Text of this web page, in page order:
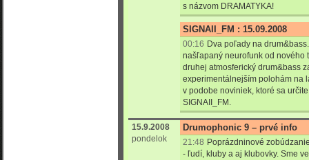
s názvom DRAMATYKA!
SIGNAII_FM : 15.09.2008
00:16 Dva poľady na
našľapaný neurofunk od nového
druhej atmosferický drum&bass
experimentálnejším polohám na
v podobe noviniek, ktoré sa
SIGNAII_FM.
15.9.2008
pondelok
Drumophonic 9 – prvé info
21:48 Poprázdninové
- ľudí, kluby a aj klubovky. Sme